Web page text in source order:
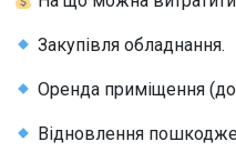
Закупівля обладнання.
Оренда приміщення (до
Відновлення